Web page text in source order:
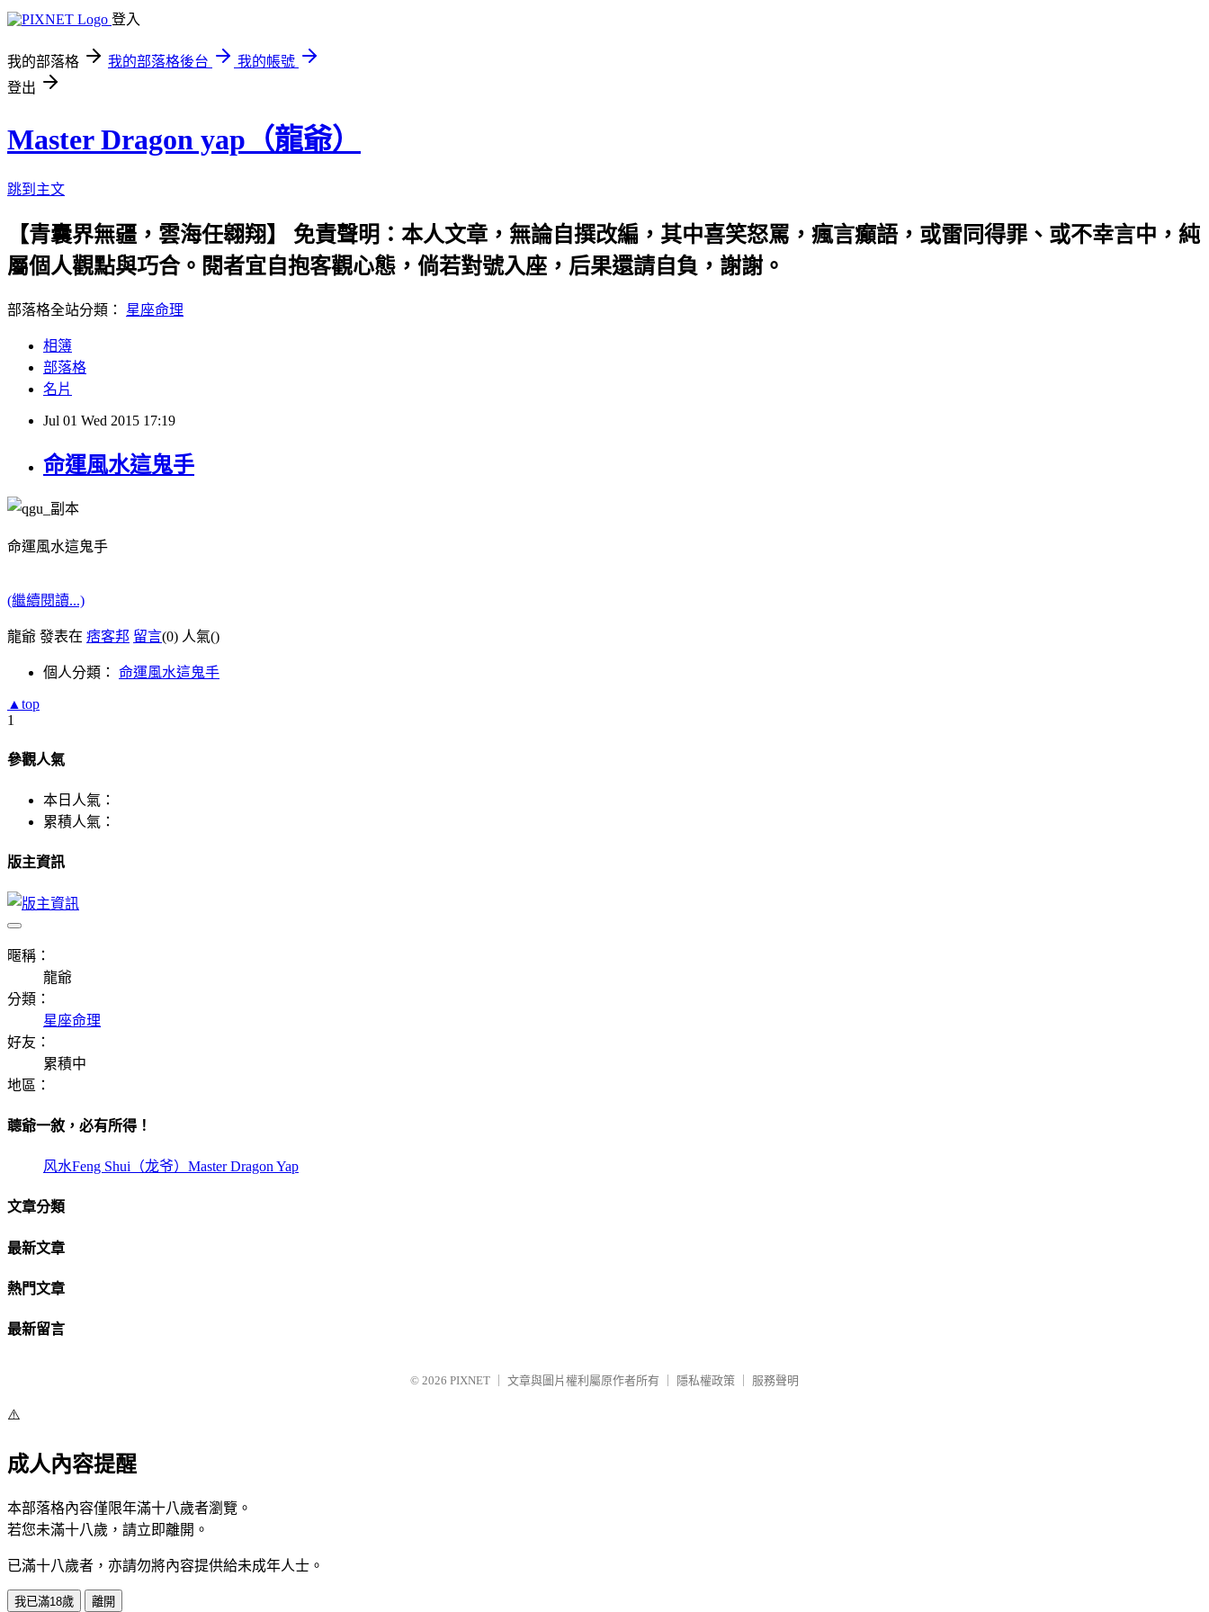
登入
我的部落格 我的部落格後台
我的帳號
登出
Master Dragon yap（龍爺）
跳到主文
【青囊界無疆，雲海任翱翔】 免責聲明：本人文章，無論自撰改編，其中喜笑怒罵，瘋言癲語，或雷同得罪、或不幸言中，純
屬個人觀點與巧合。閱者宜自抱客觀心態，倘若對號入座，后果還請自負，謝謝。
部落格全站分類： 星座命理
相簿
部落格
名片
Jul 01 Wed 2015 17:19
命運風水這鬼手
命運風水這鬼手
(繼續閱讀...)
龍爺 發表在 痞客邦 留言(0) 人氣()
個人分類： 命運風水這鬼手
▲top
1
參觀人氣
本日人氣：
累積人氣：
版主資訊
暱稱：
龍爺
分類：
星座命理
好友：
累積中
地區：
聼爺一敘，必有所得！
风水Feng Shui（龙爷）Master Dragon Yap
文章分類
最新文章
熱門文章
最新留言
© 2026 PIXNET 文章與圖片權利屬原作者所有 隱私權政策 服務聲明
⚠️
成人內容提醒
本部落格內容僅限年滿十八歲者瀏覽。
若您未滿十八歲，請立即離開。
已滿十八歲者，亦請勿將內容提供給未成年人士。
我已滿18歲 離開